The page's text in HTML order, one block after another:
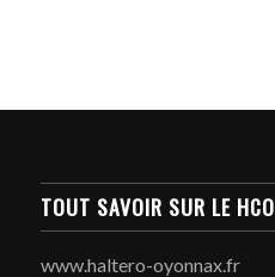
TOUT SAVOIR SUR LE HCO
www.haltero-oyonnax.fr